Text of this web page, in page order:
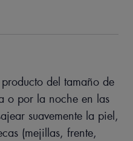
la piel.
del tamaño de
o por la noche en las
suavemente la piel,
(mejillas, frente,